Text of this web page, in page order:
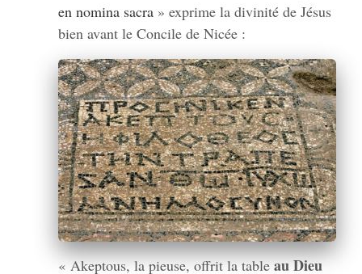
en nomina sacra » exprime la divinité de Jésus
bien avant le Concile de Nicée :
« Akeptous, la pieuse, offrit la tableau Dieu